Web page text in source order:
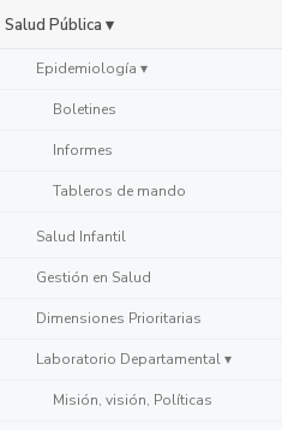
Salud Pública ▾
Epidemiología ▾
Boletines
Informes
Tableros de mando
Salud Infantil
Gestión en Salud
Dimensiones Prioritarias
Laboratorio Departamental ▾
Misión, visión, Políticas